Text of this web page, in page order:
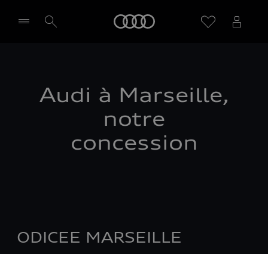
Audi à Marseille,
notre
concession
ODICEE MARSEILLE